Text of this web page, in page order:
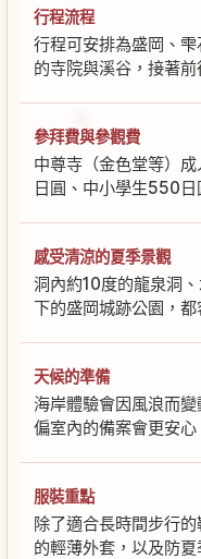
行程流程
行程可安排為盛岡、
的寺院與溪谷，接著
參拜費與參觀費
中尊寺（金色堂等）
日圓、中小學生550日
感受清涼的夏季景觀
洞內約10度的龍泉洞
下的盛岡城跡公園，
天候的準備
海岸體驗會因風浪而
偏室內的備案會更安心
服裝重點
除了適合長時間步行
的輕薄外套，以及防